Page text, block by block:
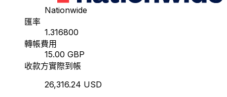
Nationwide
匯率
1.316800
轉帳費用
15.00 GBP
收款方實際到帳
26,316.24 USD